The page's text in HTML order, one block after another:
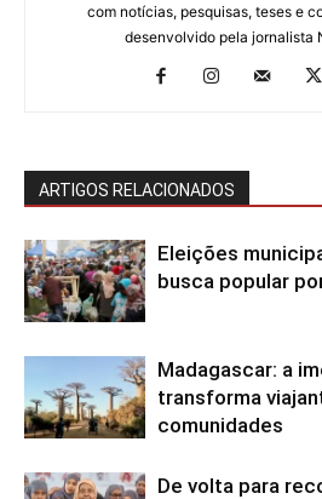
com notícias, pesquisas, teses e
desenvolvido pela jornalista
ARTIGOS RELACIONADOS
Eleições
busca popular
Madagascar: a
transforma
comunidades
De volta para